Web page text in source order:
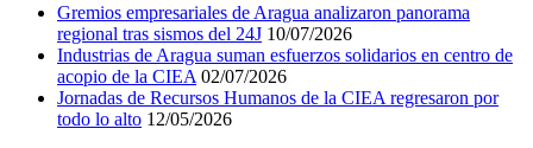
Gremios empresariales de Aragua analizaron panorama
regional tras sismos del 24J 10/07/2026
Industrias de Aragua suman esfuerzos solidarios en centro de
acopio de la CIEA 02/07/2026
Jornadas de Recursos Humanos de la CIEA regresaron por
todo lo alto 12/05/2026